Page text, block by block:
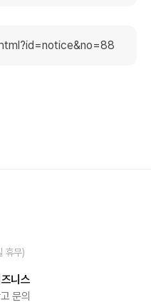
휴무)
니스
문의